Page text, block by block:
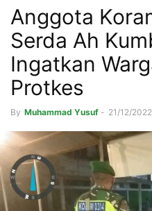
Anggota
Serda Ah
Ingatkan
Protkes
By Muhammad Yusuf - 21/12/2022